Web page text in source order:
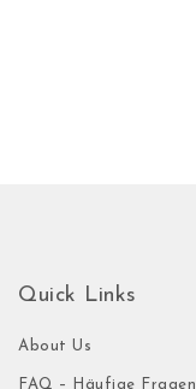
Quick Links
About Us
FAQ – Häufige Fragen